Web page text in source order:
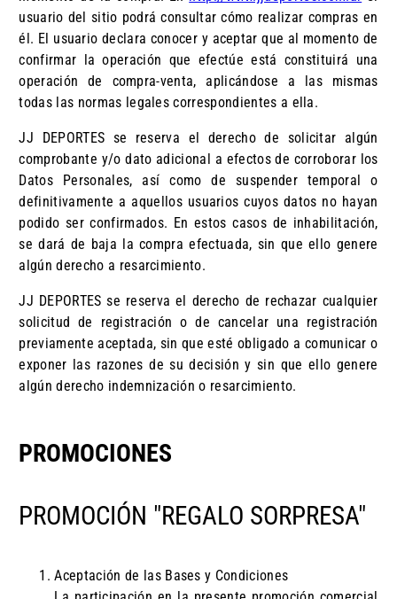
usuario del sitio podrá consultar cómo realizar compras en
él. El usuario declara conocer y aceptar que al momento de
confirmar la operación que efectúe está constituirá una
operación de compra-venta, aplicándose a las mismas
todas las normas legales correspondientes a ella.
JJ DEPORTES se reserva el derecho de solicitar algún
comprobante y/o dato adicional a efectos de corroborar los
Datos Personales, así como de suspender temporal o
definitivamente a aquellos usuarios cuyos datos no hayan
podido ser confirmados. En estos casos de inhabilitación,
se dará de baja la compra efectuada, sin que ello genere
algún derecho a resarcimiento.
JJ DEPORTES se reserva el derecho de rechazar cualquier
solicitud de registración o de cancelar una registración
previamente aceptada, sin que esté obligado a comunicar o
exponer las razones de su decisión y sin que ello genere
algún derecho indemnización o resarcimiento.
PROMOCIONES
PROMOCIÓN "REGALO SORPRESA"
Aceptación de las Bases y Condiciones